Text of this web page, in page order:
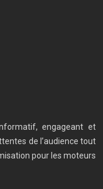
engageant et
de l’audience tout
pour les moteurs